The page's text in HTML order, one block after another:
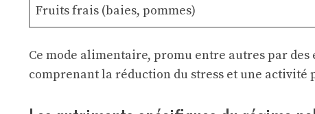
Fruits frais (baies, pommes)
Ce mode alimentaire, promu entre autres par des
comprenant la réduction du stress et une